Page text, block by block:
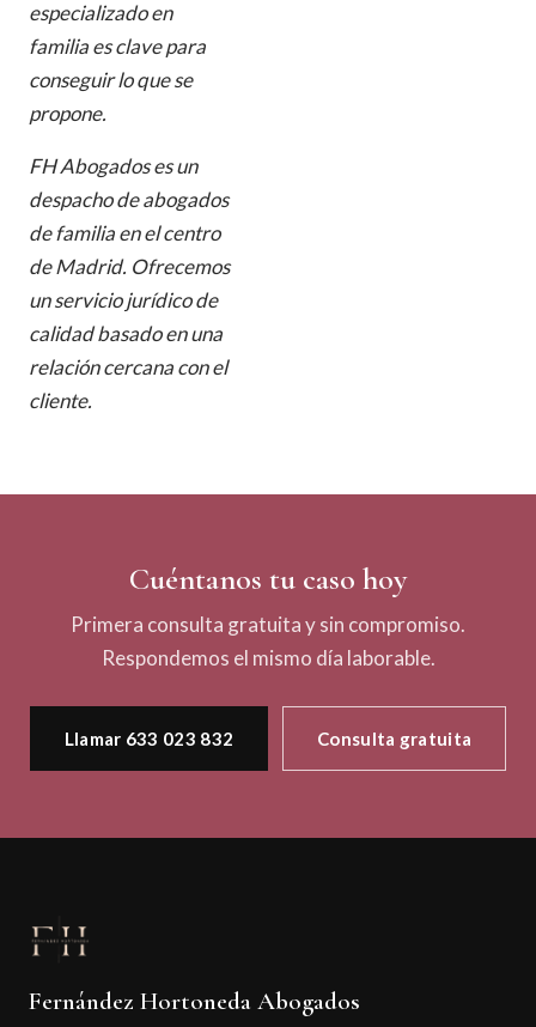
especializado en
familia es clave para
conseguir lo que se
propone.
FH Abogados es un
despacho de abogados
de familia en el centro
de Madrid. Ofrecemos
un servicio jurídico de
calidad basado en una
relación cercana con el
cliente.
Cuéntanos tu caso hoy
Primera consulta gratuita y sin compromiso.
Respondemos el mismo día laborable.
Llamar 633 023 832 Consulta gratuita
Fernández Hortoneda Abogados